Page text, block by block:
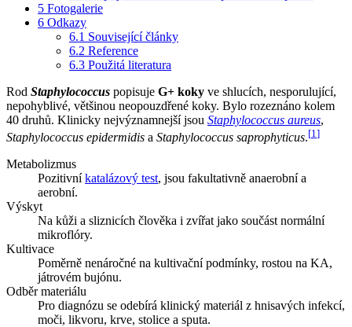
5 Fotogalerie
6 Odkazy
6.1 Související články
6.2 Reference
6.3 Použitá literatura
Rod Staphylococcus popisuje G+ koky ve shlucích, nesporulující,
nepohyblivé, většinou neopouzdřené koky. Bylo rozeznáno kolem
40 druhů. Klinicky nejvýznamnejší jsou Staphylococcus aureus,
Staphylococcus epidermidis a Staphylococcus saprophyticus.[1 ]
Metabolizmus
Pozitivníkatalázový test, jsou fakultativně anaerobní a
aerobní.
Výskyt
Na kůži a sliznicích člověka i zvířat jako součást normální
mikroflóry.
Kultivace
Poměrně nenáročné na kultivační podmínky, rostou na KA,
játrovém bujónu.
Odběr materiálu
Pro diagnózu se odebírá klinický materiál z hnisavých infekcí,
moči, likvoru, krve, stolice a sputa.